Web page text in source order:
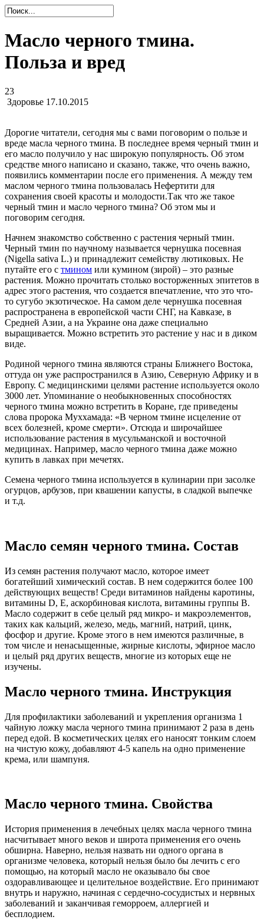
Масло черного тмина.
Польза и вред
23
Здоровье 17.10.2015
Дорогие читатели, сегодня мы с вами поговорим о пользе и
вреде масла черного тмина. В последнее время черный тмин и
его масло получило у нас широкую популярность. Об этом
средстве много написано и сказано, также, что очень важно,
появились комментарии после его применения. А между тем
маслом черного тмина пользовалась Нефертити для
сохранения своей красоты и молодости.Так что же такое
черный тмин и масло черного тмина? Об этом мы и
поговорим сегодня.
Начнем знакомство собственно с растения черный тмин.
Черный тмин по научному называется чернушка посевная
(Nigella sativa L.) и принадлежит семейству лютиковых. Не
путайте его с тмином или кумином (зирой) – это разные
растения. Можно прочитать столько восторженных эпитетов в
адрес этого растения, что создается впечатление, что это что-
то сугубо экзотическое. На самом деле чернушка посевная
распространена в европейской части СНГ, на Кавказе, в
Средней Азии, а на Украине она даже специально
выращивается. Можно встретить это растение у нас и в диком
виде.
Родиной черного тмина являются страны Ближнего Востока,
оттуда он уже распространился в Азию, Северную Африку и в
Европу. С медицинскими целями растение используется около
3000 лет. Упоминание о необыкновенных способностях
черного тмина можно встретить в Коране, где приведены
слова пророка Муххамада: «В черном тмине исцеление от
всех болезней, кроме смерти». Отсюда и широчайшее
использование растения в мусульманской и восточной
медицинах. Например, масло черного тмина даже можно
купить в лавках при мечетях.
Семена черного тмина используется в кулинарии при засолке
огурцов, арбузов, при квашении капусты, в сладкой выпечке
и т.д.
Масло семян черного тмина. Состав
Из семян растения получают масло, которое имеет
богатейший химический состав. В нем содержится более 100
действующих веществ! Среди витаминов найдены каротины,
витамины D, Е, аскорбиновая кислота, витамины группы В.
Масло содержит в себе целый ряд микро- и макроэлементов,
таких как кальций, железо, медь, магний, натрий, цинк,
фосфор и другие. Кроме этого в нем имеются различные, в
том числе и ненасыщенные, жирные кислоты, эфирное масло
и целый ряд других веществ, многие из которых еще не
изучены.
Масло черного тмина. Инструкция
Для профилактики заболеваний и укрепления организма 1
чайную ложку масла черного тмина принимают 2 раза в день
перед едой. В косметических целях его наносят тонким слоем
на чистую кожу, добавляют 4-5 капель на одно применение
крема, или шампуня.
Масло черного тмина. Свойства
История применения в лечебных целях масла черного тмина
насчитывает много веков и широта применения его очень
обширна. Наверно, нельзя назвать ни одного органа в
организме человека, который нельзя было бы лечить с его
помощью, на который масло не оказывало бы свое
оздоравливающее и целительное воздействие. Его принимают
внутрь и наружно, начиная с сердечно-сосудистых и нервных
заболеваний и заканчивая геморроем, аллергией и
бесплодием.